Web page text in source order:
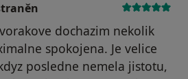
dochazim nekolik
spokojena. Je velice
posledne nemela jistotu,